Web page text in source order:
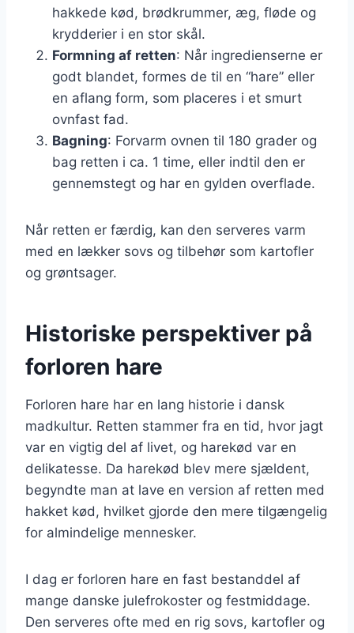
hakkede kød, brødkrummer, æg, fløde og
krydderier i en stor skål.
Formning af retten: Når ingredienserne er
godt blandet, formes de til en “hare” eller
en aflang form, som placeres i et smurt
ovnfast fad.
Bagning: Forvarm ovnen til 180 grader og
bag retten i ca. 1 time, eller indtil den er
gennemstegt og har en gylden overflade.
Når retten er færdig, kan den serveres varm
med en lækker sovs og tilbehør som kartofler
og grøntsager.
Historiske perspektiver på
forloren hare
Forloren hare har en lang historie i dansk
madkultur. Retten stammer fra en tid, hvor jagt
var en vigtig del af livet, og harekød var en
delikatesse. Da harekød blev mere sjældent,
begyndte man at lave en version af retten med
hakket kød, hvilket gjorde den mere tilgængelig
for almindelige mennesker.
I dag er forloren hare en fast bestanddel af
mange danske julefrokoster og festmiddage.
Den serveres ofte med en rig sovs, kartofler og